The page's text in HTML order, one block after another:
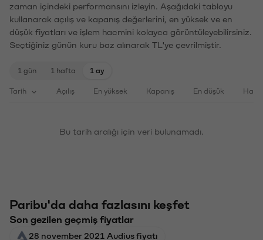
zaman içindeki performansını izleyin. Aşağıdaki tabloyu
kullanarak açılış ve kapanış değerlerini, en yüksek ve en
düşük fiyatları ve işlem hacmini kolayca görüntüleyebilirsiniz.
Seçtiğiniz günün kuru baz alınarak TL'ye çevrilmiştir.
1 gün 1 hafta 1 ay
Tarih Açılış En yüksek Kapanış En düşük
Bu tarih aralığı için veri bulunamadı.
Paribu'da daha fazlasını keşfet
Son gezilen geçmiş fiyatlar
28 november 2021 Audius fiyatı